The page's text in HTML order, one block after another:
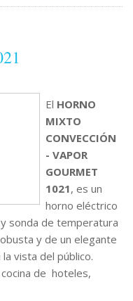
El HORNO
MIXTO
CONVECCIÓN
- VAPOR
GOURMET
1021, es un
horno eléctrico
sonda de temperatura
y de un elegante
vista del público.
cocina de hoteles,